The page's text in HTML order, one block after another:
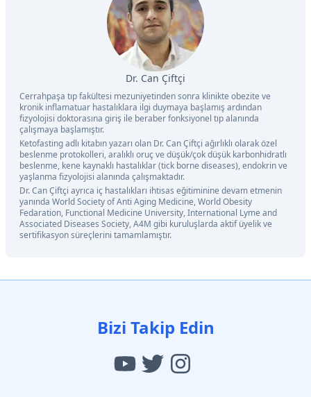
Dr. Can Çiftçi
Cerrahpaşa tıp fakültesi mezuniyetinden sonra klinikte obezite ve
kronik inflamatuar hastalıklara ilgi duymaya başlamış ardından
fizyolojisi doktorasına giriş ile beraber fonksiyonel tıp alanında
çalışmaya başlamıştır.
Ketofasting adlı kitabın yazarı olan Dr. Can Çiftçi ağırlıklı olarak özel
beslenme protokolleri, aralıklı oruç ve düşük/çok düşük karbonhidratlı
beslenme, kene kaynaklı hastalıklar (tick borne diseases), endokrin ve
yaşlanma fizyolojisi alanında çalışmaktadır.
Dr. Can Çiftçi ayrıca iç hastalıkları ihtisas eğitiminine devam etmenin
yanında World Society of Anti Aging Medicine, World Obesity
Fedaration, Functional Medicine University, International Lyme and
Associated Diseases Society, A4M gibi kuruluşlarda aktif üyelik ve
sertifikasyon süreçlerini tamamlamıştır.
Bizi Takip Edin